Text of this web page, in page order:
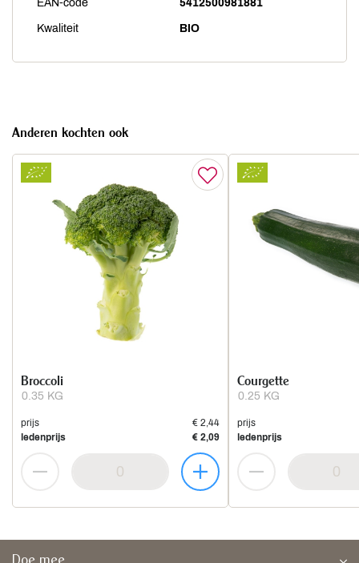
EAN-code 5412500981881
Kwaliteit BIO
Anderen kochten ook
0.35 KG
Broccoli
prijs
€ 2,44
ledenprijs
€ 2,09
0.25 KG
Courgette
prijs
ledenprijs